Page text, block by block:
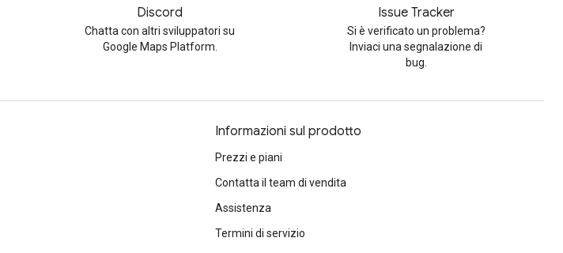
Discord
Chatta con altri sviluppatori su
Google Maps Platform.
Issue Tracker
Si è verificato un problema?
Inviaci una segnalazione di
bug.
Informazioni sul prodotto
Prezzi e piani
Contatta il team di vendita
Assistenza
Termini di servizio